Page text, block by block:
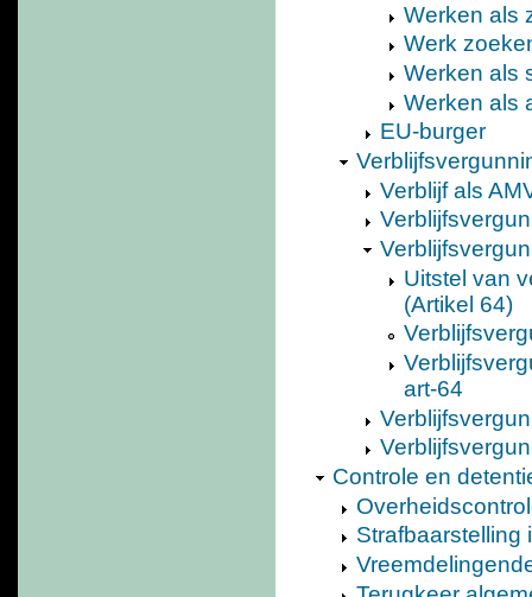
Werken als
Werk
Werken als
Werken als
EU-burger
Verblijf als
Uitstel van
(Artikel 64)
art-64
Controle en
Strafbaarstelling